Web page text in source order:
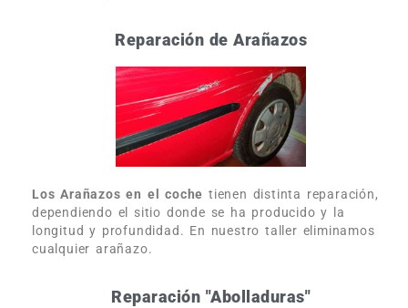
Reparación de Arañazos
Los Arañazos en el coche tienen distinta reparación,
dependiendo el sitio donde se ha producido y la
longitud y profundidad. En nuestro taller eliminamos
cualquier arañazo.
Reparación "Abolladuras"